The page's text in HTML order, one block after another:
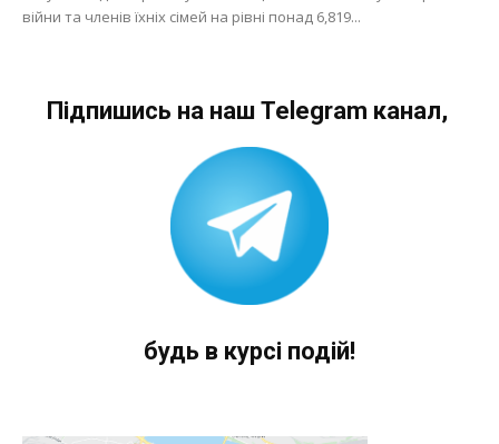
війни та членів їхніх сімей на рівні понад 6,819...
Підпишись на наш Telegram канал,
будь в курсі подій!